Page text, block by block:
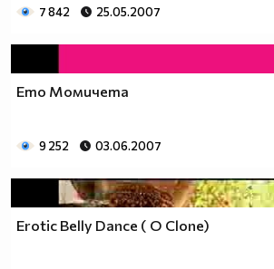
7 842 25.05.2007
Emo Момичета
9 252 03.06.2007
Erotic Belly Dance ( O Clone)